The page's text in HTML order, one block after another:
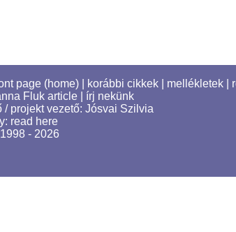
page (home) korábbi cikkek mellékletek
Fluk article
írj nekünk
/ projekt vezető: Jósvai Szilvia
read here
- 2026